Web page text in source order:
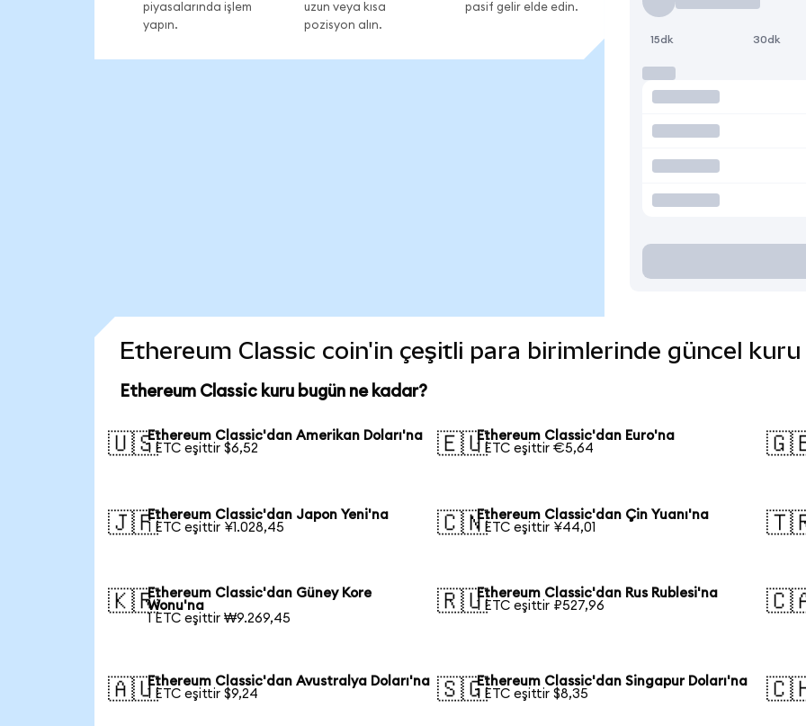
piyasalarında işlem
yapın.
uzun veya kısa
pozisyon alın.
pasif gelir elde edin.
15dk 30dk
Ethereum Classic coin'in çeşitli para birimlerinde güncel kuru
Ethereum Classic kuru bugün ne kadar?
🇺🇸Ethereum Classic'dan Amerikan Doları'na
1 ETC eşittir $6,52
🇪🇺Ethereum Classic'dan Euro'na
1 ETC eşittir €5,64
🇯🇵Ethereum Classic'dan Japon Yeni'na
1 ETC eşittir ¥1.028,45
🇨🇳Ethereum Classic'dan Çin Yuanı'na
1 ETC eşittir ¥44,01
🇰🇷Ethereum Classic'dan Güney Kore
Wonu'na
1 ETC eşittir ₩9.269,45
🇷🇺Ethereum Classic'dan Rus Rublesi'na
1 ETC eşittir ₽527,96
🇦🇺Ethereum Classic'dan Avustralya Doları'na
1 ETC eşittir $9,24
🇸🇬Ethereum Classic'dan Singapur Doları'na
1 ETC eşittir $8,35